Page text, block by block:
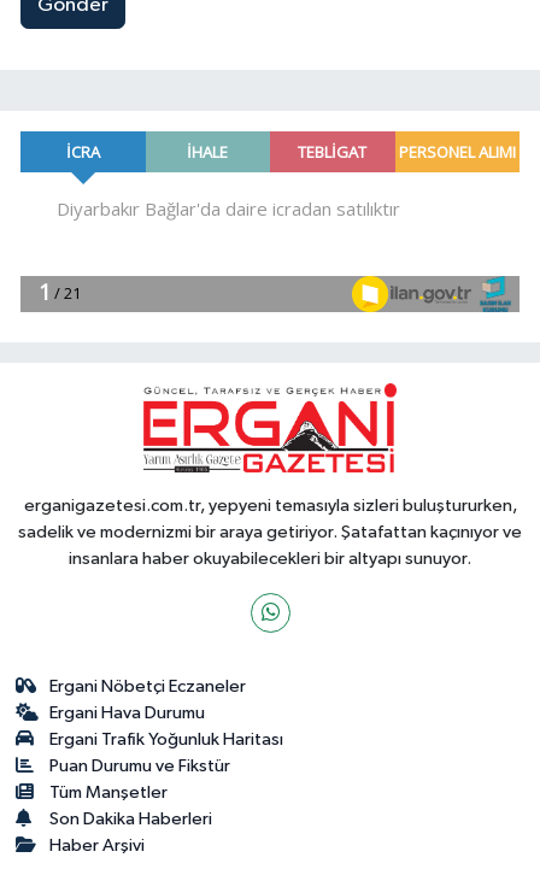
Gönder
erganigazetesi.com.tr, yepyeni temasıyla sizleri buluştururken,
sadelik ve modernizmi bir araya getiriyor. Şatafattan kaçınıyor ve
insanlara haber okuyabilecekleri bir altyapı sunuyor.
Ergani Nöbetçi Eczaneler
Ergani Hava Durumu
Ergani Trafik Yoğunluk Haritası
Puan Durumu ve Fikstür
Tüm Manşetler
Son Dakika Haberleri
Haber Arşivi